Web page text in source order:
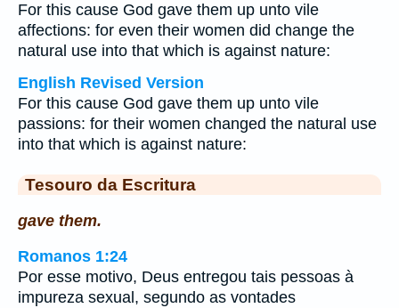
For this cause God gave them up unto vile
affections: for even their women did change the
natural use into that which is against nature:
English Revised Version
For this cause God gave them up unto vile
passions: for their women changed the natural use
into that which is against nature:
Tesouro da Escritura
gave them.
Romanos 1:24
Por esse motivo, Deus entregou tais pessoas à
impureza sexual, segundo as vontades